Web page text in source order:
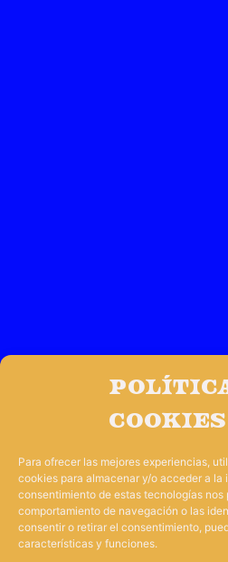
cookies
Para ofrecer las mejores experiencias,
cookies para almacenar y/o acceder a la
consentimiento de estas tecnologías nos
comportamiento de navegación o las
consentir o retirar el consentimiento,
características y funciones.
Impulsado por